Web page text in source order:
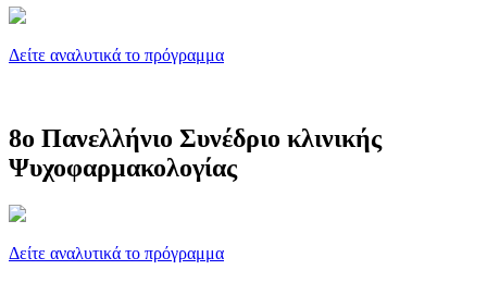
Δείτε αναλυτικά το πρόγραμμα
8ο Πανελλήνιο Συνέδριο κλινικής
Ψυχοφαρμακολογίας
Δείτε αναλυτικά το πρόγραμμα